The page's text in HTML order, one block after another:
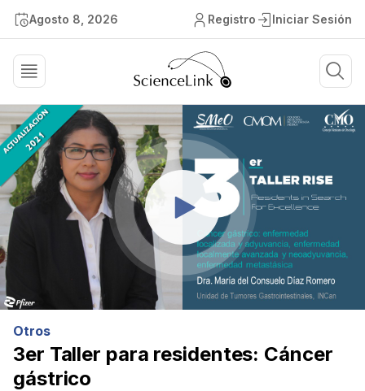
Agosto 8, 2026 Registro Iniciar Sesión
Otros
3er Taller para residentes: Cáncer
gástrico